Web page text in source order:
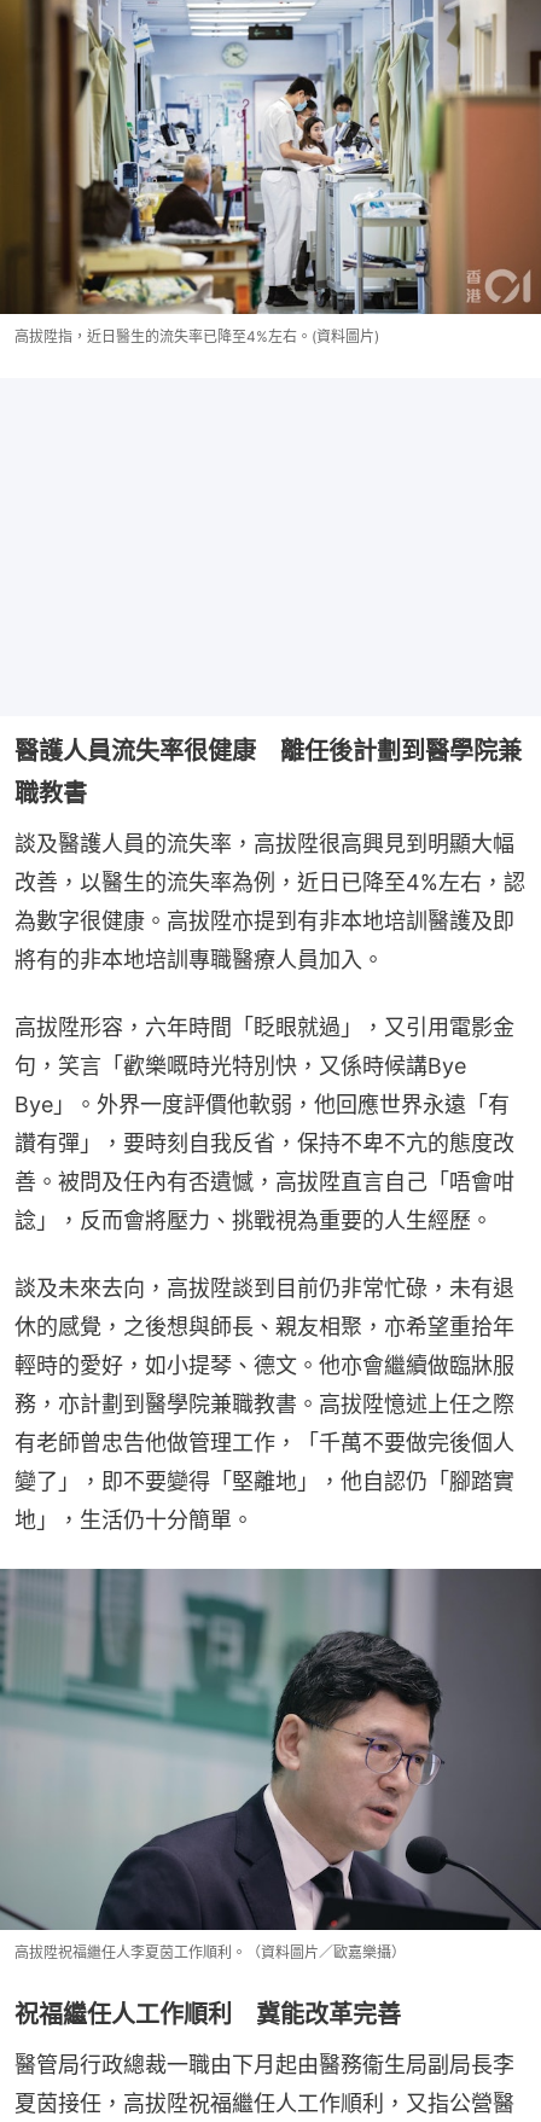
高拔陞指，近日醫生的流失率已降至4%左右。(資料圖片)
醫護人員流失率很健康 離任後計劃到醫學院兼
職教書
談及醫護人員的流失率，高拔陞很高興見到明顯大幅
改善，以醫生的流失率為例，近日已降至4%左右，認
為數字很健康。高拔陞亦提到有非本地培訓醫護及即
將有的非本地培訓專職醫療人員加入。
高拔陞形容，六年時間「眨眼就過」，又引用電影金
句，笑言「歡樂嘅時光特別快，又係時候講Bye
Bye」。外界一度評價他軟弱，他回應世界永遠「有
讚有彈」，要時刻自我反省，保持不卑不亢的態度改
善。被問及任內有否遺憾，高拔陞直言自己「唔會咁
諗」，反而會將壓力、挑戰視為重要的人生經歷。
談及未來去向，高拔陞談到目前仍非常忙碌，未有退
休的感覺，之後想與師長、親友相聚，亦希望重拾年
輕時的愛好，如小提琴、德文。他亦會繼續做臨牀服
務，亦計劃到醫學院兼職教書。高拔陞憶述上任之際
有老師曾忠告他做管理工作，「千萬不要做完後個人
變了」，即不要變得「堅離地」，他自認仍「腳踏實
地」，生活仍十分簡單。
高拔陞祝福繼任人李夏茵工作順利。（資料圖片／歐嘉樂攝）
祝福繼任人工作順利 冀能改革完善
醫管局行政總裁一職由下月起由醫務衞生局副局長李
夏茵接任，高拔陞祝福繼任人工作順利，又指公營醫